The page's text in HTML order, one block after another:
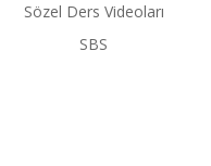
Sözel Ders Videoları
SBS